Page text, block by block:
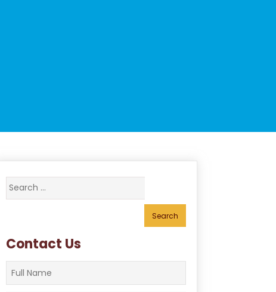
Search
for:
Contact Us